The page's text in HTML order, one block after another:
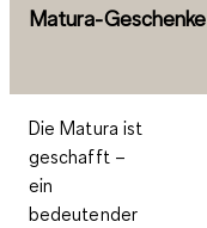
Matura-Geschenke
Die Matura ist
geschafft –
ein
bedeutender